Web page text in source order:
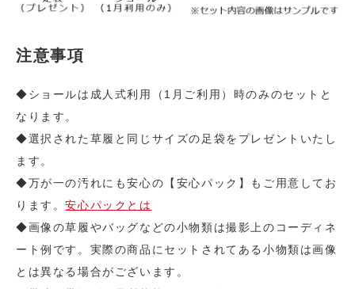
注意事項
◆ショールは成人式利用（1月ご利用）時のみのセットと
なります。
◆選択された草履と同じサイズの足袋をプレゼントいたし
ます。
◆万が一の汚れにも安心の【安心パック】もご用意してお
ります。安心パックとは
◆画像の草履やバッグなどの小物類は撮影上のコーディネ
ート例です。実際の商品にセットされてある小物類は画像
とは異なる場合がございます。